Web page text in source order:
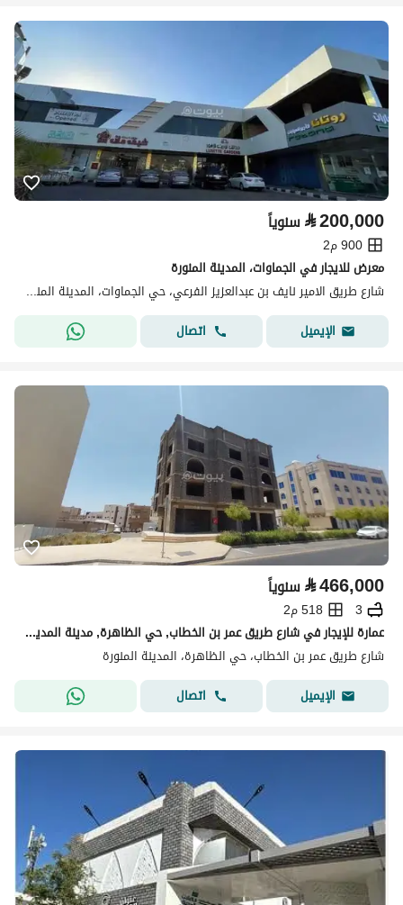
⃁200,000 سنوياً
900 م2
معرض للايجار في الجماوات، المدينة المنورة
شارع طريق الامير نايف بن عبدالعزيز الفرعي، حي الجماوات، المدينة المنورة
الإيميل
اتصال
⃁466,000 سنوياً
3
518 م2
عمارة للإيجار في شارع طريق عمر بن الخطاب, حي الظاهرة, مدينة المدينة المنورة, منطقة المدينة المنورة
شارع طريق عمر بن الخطاب، حي الظاهرة، المدينة المنورة
الإيميل
اتصال